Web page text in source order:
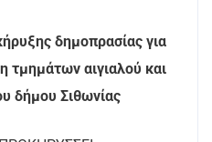
δημοπρασίας για
τμημάτων αιγιαλού και
δήμου Σιθωνίας